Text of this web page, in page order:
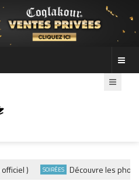
SOIRÉES Découvre les photos de la